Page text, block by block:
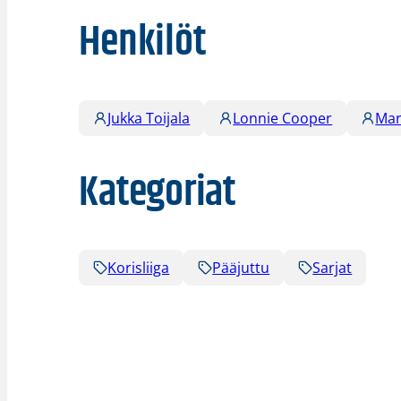
Henkilöt
Jukka Toijala Lonnie Cooper
Kategoriat
Korisliiga Pääjuttu Sarjat